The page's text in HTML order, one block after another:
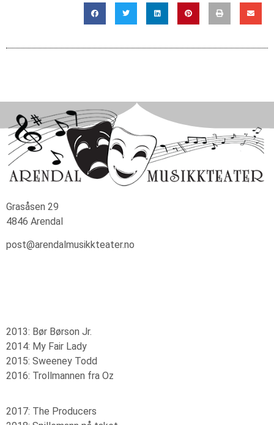
Grasåsen 29
4846 Arendal
post@arendalmusikkteater.no
2013: Bør Børson Jr.
2014: My Fair Lady
2015: Sweeney Todd
2016: Trollmannen fra Oz
2017: The Producers